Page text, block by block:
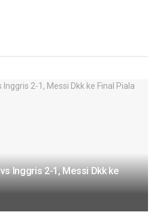
Inggris 2-1, Messi Dkk ke